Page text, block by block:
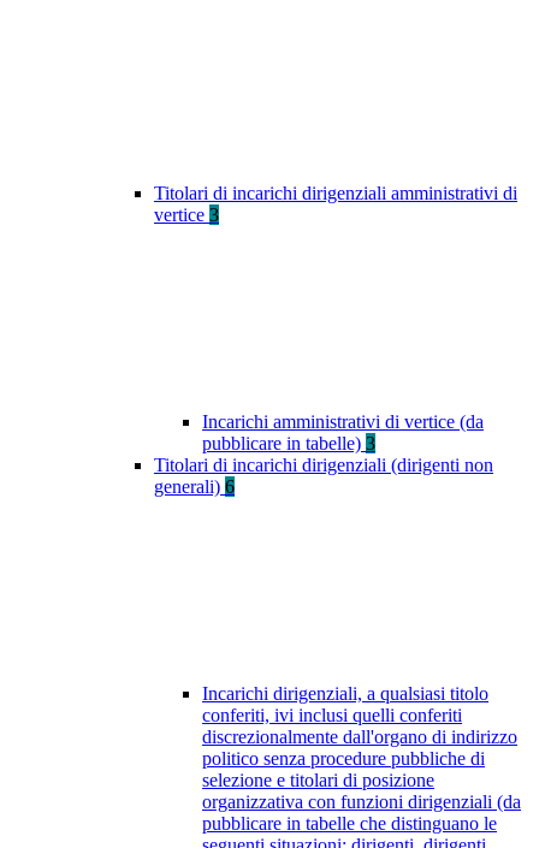
Titolari di incarichi dirigenziali amministrativi di
vertice 3
Incarichi amministrativi di vertice (da
pubblicare in tabelle) 3
Titolari di incarichi dirigenziali (dirigenti non
generali) 6
Incarichi dirigenziali, a qualsiasi titolo
conferiti, ivi inclusi quelli conferiti
discrezionalmente dall'organo di indirizzo
politico senza procedure pubbliche di
selezione e titolari di posizione
organizzativa con funzioni dirigenziali (da
pubblicare in tabelle che distinguano le